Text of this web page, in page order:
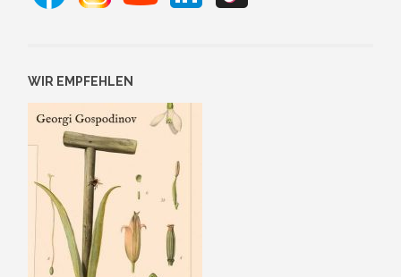
WIR EMPFEHLEN